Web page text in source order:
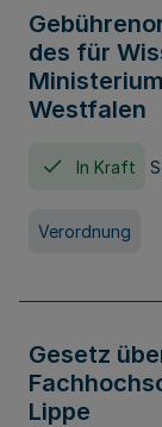
des für
Westfalen
In Kraft
Verordnung
Gesetz
Lippe